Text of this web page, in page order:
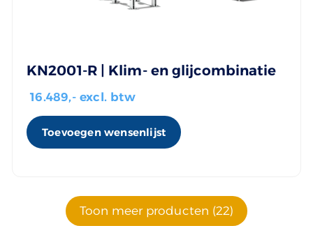
KN2001-R | Klim- en glijcombinatie
16.489,- excl. btw
Toevoegen wensenlijst
Toon meer producten (22)